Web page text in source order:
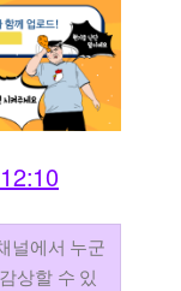
서 누군
상할 수 있